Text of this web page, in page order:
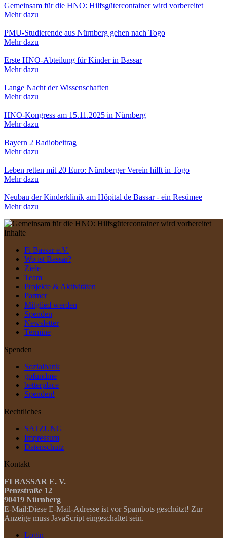
Gemeinsam für die HNO: Hilfsgütercontainer wird vorbereitet
Mehr dazu
PMU-Studierende aus Nürnberg gehen nach Togo
Mehr dazu
Erste HNO-Abteilung für Kinder in Bassar
Mehr dazu
Lange Nacht der Wissenschaften
Mehr dazu
HNO-Kongress am 15.11.2025 in Nürnberg
Mehr dazu
Bayern 2 Radiobeitrag
Mehr dazu
Leben retten mit 20 Euro: Nürnberger Verein hilft in Togo
Mehr dazu
Neubau der Kinderklinik am Hôpital de Bassar - ein Resümee
Mehr dazu
Inhalte
Fi Bassar e.V.
Wo ist Bassar?
Ziele
Team
Projekte & Aktivitäten
Partner
Mitglied werden
Spenden
Newsletter
Termine
Spenden
Sozialbank
gofundme
betterplace
Spenden!
Rechtliches
SATZUNG
Impressum
Datenschutz
Kontakt
FI BASSAR E. V.
Penzstraße 12
90419 Nürnberg
E-Mail:Diese E-Mail-Adresse ist vor Spambots geschützt! Zur
Anzeige muss JavaScript eingeschaltet sein.
Login